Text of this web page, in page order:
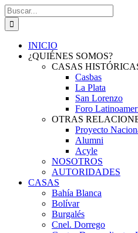
Saltar
al
contenido
Buscar:
INICIO
¿QUIÉNES SOMOS?
CASAS
Casbas
La Plata
San Lorenzo
Foro
OTRAS
Proyecto
Alumni
Acyle
NOSOTROS
AUTORIDADES
CASAS
Bahía Blanca
Bolívar
Burgalés
Cnel. Dorrego